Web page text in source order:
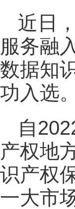
近日
服务融
数据知
功入选。
自
产权地
识产权
一大市